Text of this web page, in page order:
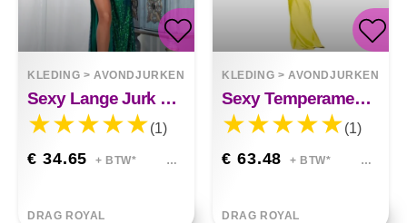
KLEDING >AVONDJURKEN
Sexy Lange Jurk Met Retro-halter Lovertjes Milani
(1)
€ 34.65 + BTW*
DRAG ROYAL
KLEDING >AVONDJURKEN
Sexy Temperament Onregelmatige Splitjurk Lucille
(1)
€ 63.48 + BTW*
DRAG ROYAL